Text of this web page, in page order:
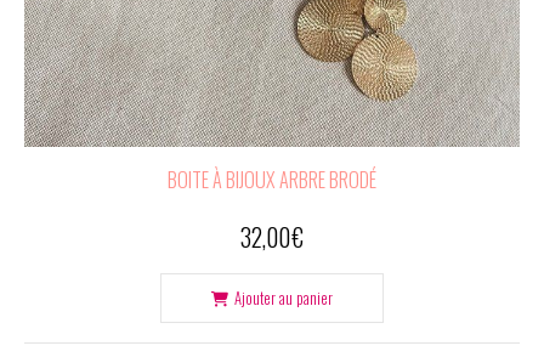
BOITE À BIJOUX ARBRE BRODÉ
32,00€
Ajouter au panier